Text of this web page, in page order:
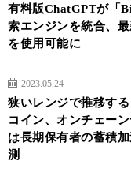
有料版ChatGPTが「
索エンジンを統合、
を使用可能に
2023.05.24
狭いレンジで推移する
コイン、オンチェーン
は長期保有者の蓄積
測